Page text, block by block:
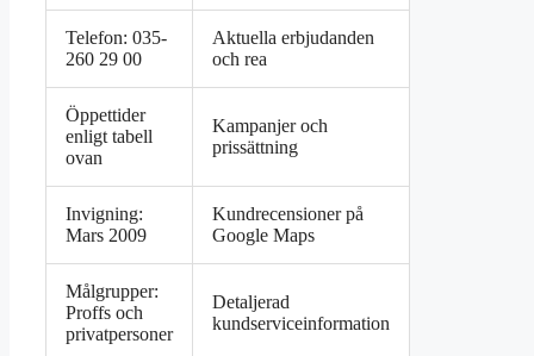
Telefon: 035-
260 29 00
Aktuella erbjudanden
och rea
Öppettider
enligt tabell
ovan
Kampanjer och
prissättning
Invigning:
Mars 2009
Kundrecensioner på
Google Maps
Målgrupper:
Proffs och
privatpersoner
Detaljerad
kundserviceinformation